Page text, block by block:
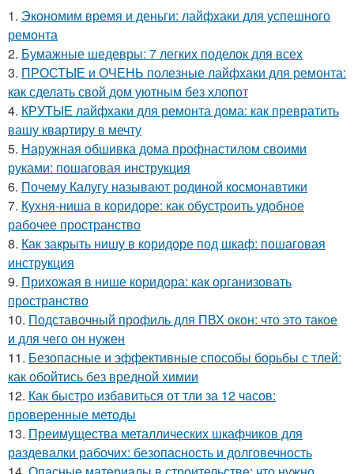
1. Экономим время и деньги: лайфхаки для успешного
ремонта
2. Бумажные шедевры: 7 легких поделок для всех
3. ПРОСТЫЕ и ОЧЕНЬ полезные лайфхаки для ремонта:
как сделать свой дом уютным без хлопот
4. КРУТЫЕ лайфхаки для ремонта дома: как превратить
вашу квартиру в мечту
5. Наружная обшивка дома профнастилом своими
руками: пошаговая инструкция
6. Почему Калугу называют родиной космонавтики
7. Кухня-ниша в коридоре: как обустроить удобное
рабочее пространство
8. Как закрыть нишу в коридоре под шкаф: пошаговая
инструкция
9. Прихожая в нише коридора: как организовать
пространство
10. Подставочный профиль для ПВХ окон: что это такое
и для чего он нужен
11. Безопасные и эффективные способы борьбы с тлей:
как обойтись без вредной химии
12. Как быстро избавиться от тли за 12 часов:
проверенные методы
13. Преимущества металлических шкафчиков для
раздевалки рабочих: безопасность и долговечность